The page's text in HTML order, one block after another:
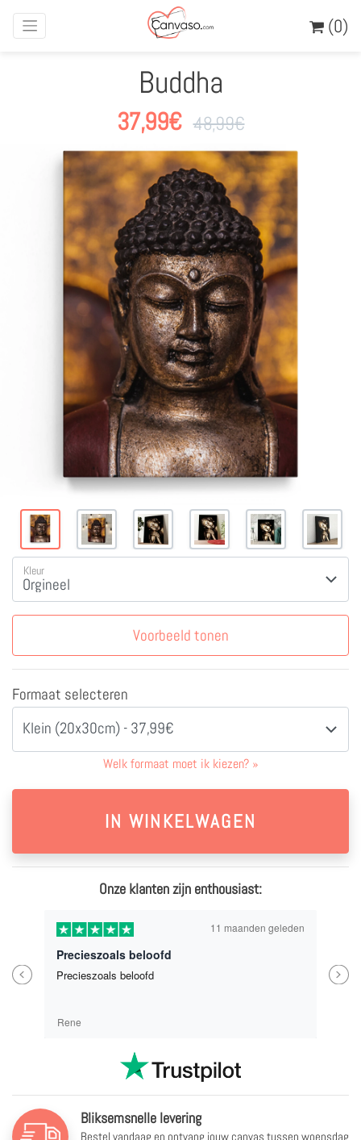
(0)
Buddha
37,99€ 48,99€
Kleur
Voorbeeld tonen
Formaat selecteren
Klein (20x30cm) - 37,99€
Welk formaat moet ik kiezen? »
Onze klanten zijn enthousiast:
Previous
11 maanden geleden
Precieszoals beloofd
Precieszoals beloofd
Rene
Next
Bliksemsnelle levering
Bestel vandaag en ontvang jouw canvas tussen woensdag